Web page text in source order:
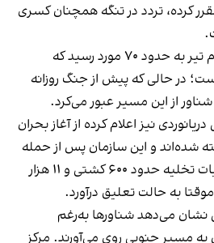
کرده، تردد در تنگه همچنان کسری
شمار تردد شناورها در سوم تیر به حدود ۷۰ مورد رسید که
در حالی که پیش از جنگ روزانه
نیز اعلام کرده از آغاز بحران
کشته شده‌اند و این سازمان پس از حمله
به کشتی سنگاپوری، عملیات تخلیه حدود ۶۰۰ کشتی و ۱۱ هزار
به حالت تعلیق درآورد.
نشان می‌دهد شناورها به‌رغم
مسیر جنوبی روی می‌آورند. مرکز